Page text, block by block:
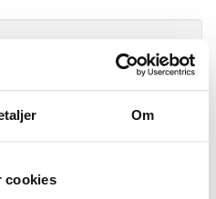
Om
cookies
til pakkehops. Fri fragt til